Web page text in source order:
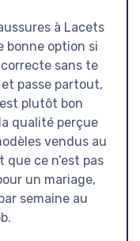
à Lacets
bonne option si
sans te
passe partout,
plutôt bon
qualité perçue
vendus au
que ce n’est pas
un mariage,
semaine au